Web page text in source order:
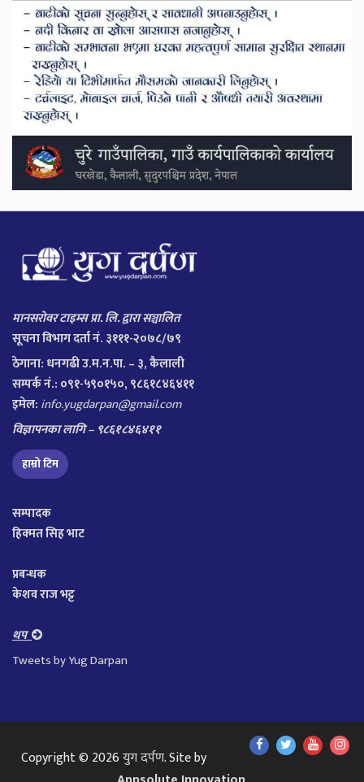
मानसरोवर टाइम्स प्रा. लि. द्वारा सञ्चालित
सूचना विभाग दर्ता नं. ३१११-२०७८/७९
ठेगाना: धनगढी उ.म.न.पा. – ३, कैलाली
सम्पर्क नं.: ०९१-५९०१५०, ९८६१८४६४११
इमेल: info.yugdarpan@gmail.com
विज्ञापनका लागि – ९८६१८४६४११
हाम्रो टिम
सम्पादक
हिक्मत सिह भाट
प्रबन्धक
केशव राज भट्ट
थप
Tweets by Yug Darpan
Find Find Find
Copyright © 2026युग दर्पण. Site by